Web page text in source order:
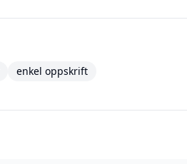
enkel oppskrift